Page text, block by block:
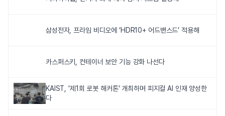
삼성전자, 프라임 비디오에 ‘HDR10+ 어드밴스드’ 적용해
카스퍼스키, 컨테이너 보안 기능 강화 나선다
KAIST, '제1회 로봇 해커톤' 개최하며 피지컬 AI 인재 양성한
다